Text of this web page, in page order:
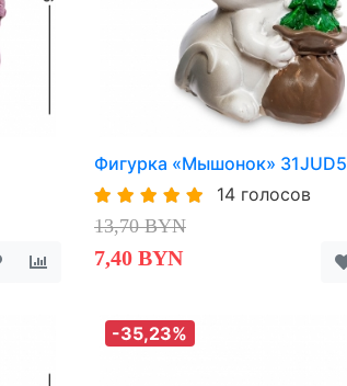
Фигурка «Мышонок» 31JUD5
14 голосов
13,70 BYN
7,40 BYN
-35,23%